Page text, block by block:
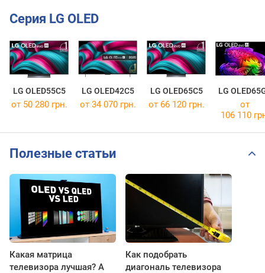
Серия LG OLED
LG OLED55C5 LG OLED42C5 LG OLED65C5 LG
от 50 280 грн. от 34 070 грн. от 66 120 грн.
от
106 110
Полезные статьи
Какая матрица
телевизора лучшая? А
Как подобрать
диагональ телевизора